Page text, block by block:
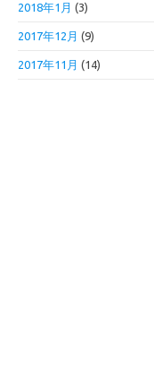
2018年1月 (3)
2017年12月 (9)
2017年11月 (14)